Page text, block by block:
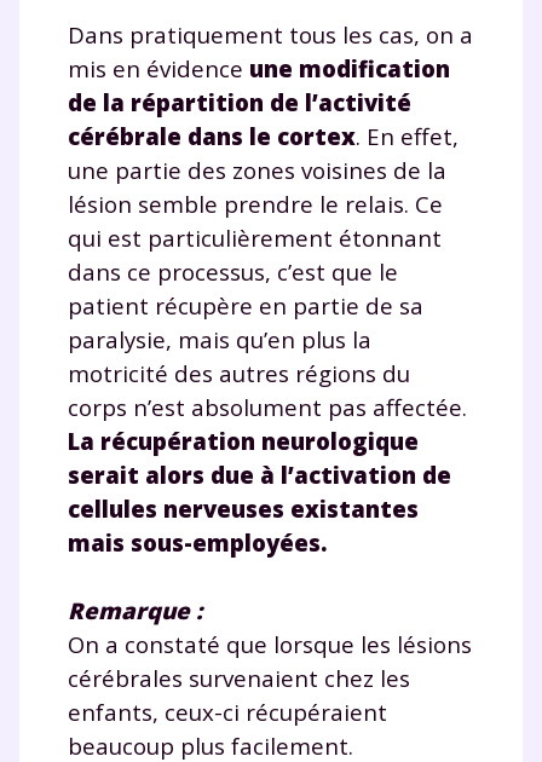
Dans pratiquement tous les cas, on a
mis en évidence une modification
de la répartition de l’activité
cérébrale dans le cortex. En effet,
une partie des zones voisines de la
lésion semble prendre le relais. Ce
qui est particulièrement étonnant
dans ce processus, c’est que le
patient récupère en partie de sa
paralysie, mais qu’en plus la
motricité des autres régions du
corps n’est absolument pas affectée.
La récupération neurologique
serait alors due à l’activation de
cellules nerveuses existantes
mais sous-employées.
Remarque :
On a constaté que lorsque les lésions
cérébrales survenaient chez les
enfants, ceux-ci récupéraient
beaucoup plus facilement.